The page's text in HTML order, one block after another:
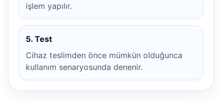
işlem yapılır.
5. Test
Cihaz teslimden önce mümkün olduğunca
kullanım senaryosunda denenir.